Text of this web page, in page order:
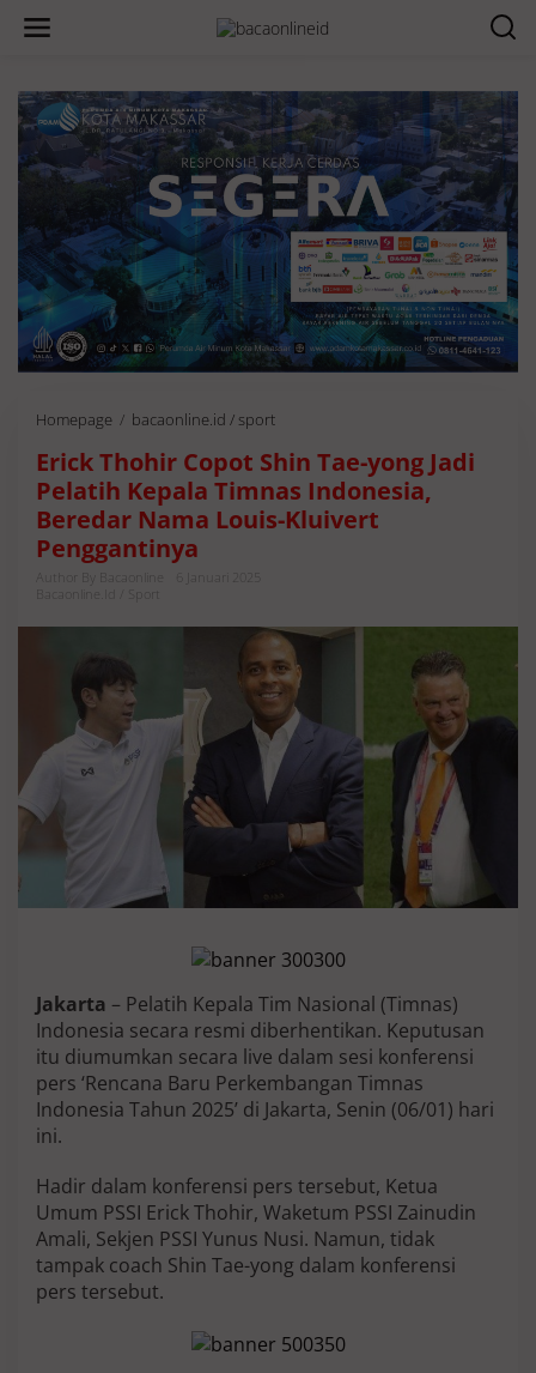
Homepage / bacaonline.id / sport
i
c
k
T
r
C
o
p
o
S
-
o
g
J
a
d
i
P
t
i
h
K
Erick Thohir Copot Shin Tae-yong Jadi
Pelatih Kepala Timnas Indonesia,
Beredar Nama Louis-Kluivert
Penggantinya
Author By Bacaonline
6 Januari 2025
Bacaonline.id / Sport
Jakarta – Pelatih Kepala Tim Nasional (Timnas)
Indonesia secara resmi diberhentikan. Keputusan
itu diumumkan secara live dalam sesi konferensi
pers ‘Rencana Baru Perkembangan Timnas
Indonesia Tahun 2025’ di Jakarta, Senin (06/01) hari
ini.
Hadir dalam konferensi pers tersebut, Ketua
Umum PSSI Erick Thohir, Waketum PSSI Zainudin
Amali, Sekjen PSSI Yunus Nusi. Namun, tidak
tampak coach Shin Tae-yong dalam konferensi
pers tersebut.